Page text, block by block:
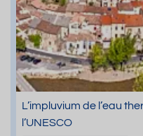
L’impluvium de l’eau
l’UNESCO